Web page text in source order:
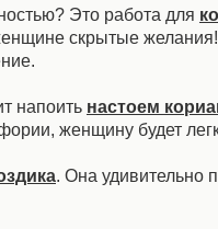
Это работа для
скрытые желания!
напоить настоем
женщину будет
. Она удивительно